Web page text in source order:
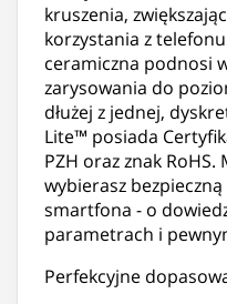
kruszenia,
korzystania z
ceramiczna podnosi
zarysowania do
dłużej z jednej,
Lite™ posiada
PZH oraz znak RoHS.
wybierasz
smartfona - o
parametrach i
Perfekcyjne